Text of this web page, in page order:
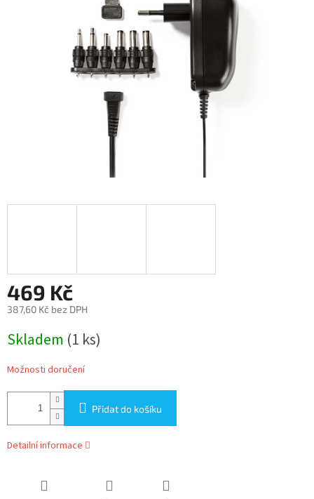
469 Kč
387,60 Kč bez DPH
cena:
Skladem (1 ks)
Možnosti doručení
Přidat do košíku
Detailní informace